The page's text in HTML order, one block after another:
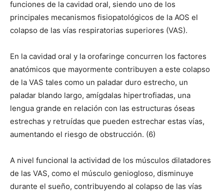
funciones de la cavidad oral, siendo uno de los
principales mecanismos fisiopatológicos de la AOS el
colapso de las vías respiratorias superiores (VAS).
En la cavidad oral y la orofaringe concurren los factores
anatómicos que mayormente contribuyen a este colapso
de la VAS tales como un paladar duro estrecho, un
paladar blando largo, amígdalas hipertrofiadas, una
lengua grande en relación con las estructuras óseas
estrechas y retruídas que pueden estrechar estas vías,
aumentando el riesgo de obstrucción. (6)
A nivel funcional la actividad de los músculos dilatadores
de las VAS, como el músculo geniogloso, disminuye
durante el sueño, contribuyendo al colapso de las vías